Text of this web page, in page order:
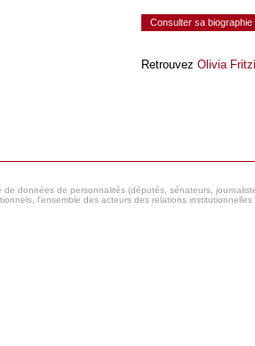
Consulter sa
Retrouvez Olivia
de données de personnalités (députés, sénateurs,
l'ensemble des acteurs des relations institutionnelles